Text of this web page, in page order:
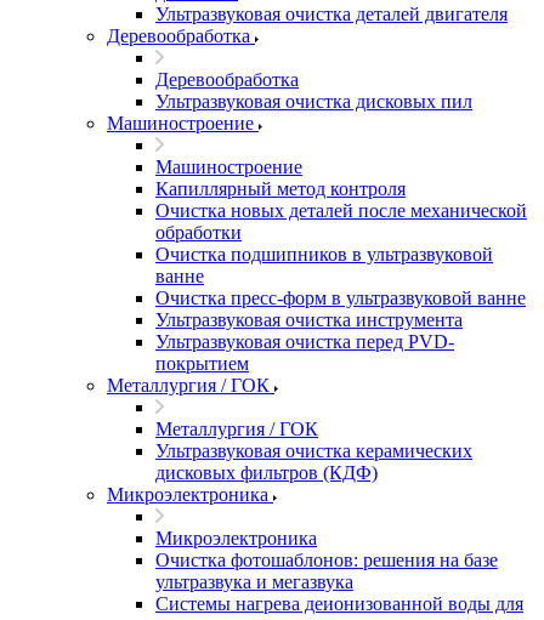
Ультразвуковая очистка деталей двигателя
Деревообработка
Деревообработка
Ультразвуковая очистка дисковых пил
Машиностроение
Машиностроение
Капиллярный метод контроля
Очистка новых деталей после механической
обработки
Очистка подшипников в ультразвуковой
ванне
Очистка пресс-форм в ультразвуковой ванне
Ультразвуковая очистка инструмента
Ультразвуковая очистка перед PVD-
покрытием
Металлургия / ГОК
Металлургия / ГОК
Ультразвуковая очистка керамических
дисковых фильтров (КДФ)
Микроэлектроника
Микроэлектроника
Очистка фотошаблонов: решения на базе
ультразвука и мегазвука
Системы нагрева деионизованной воды для